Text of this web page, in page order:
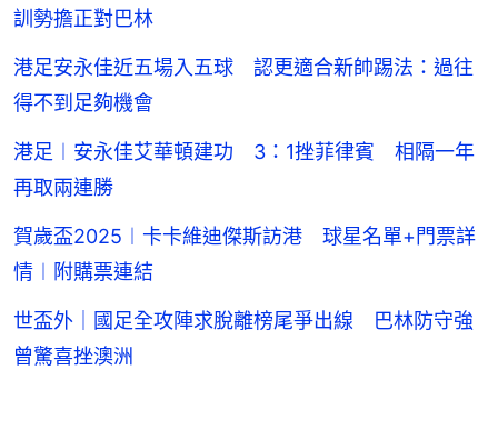
訓勢擔正對巴林
港足安永佳近五場入五球 認更適合新帥踢法：過往
得不到足夠機會
港足︱安永佳艾華頓建功 3：1挫菲律賓 相隔一年
再取兩連勝
賀歲盃2025︱卡卡維迪傑斯訪港 球星名單+門票詳
情︱附購票連結
世盃外｜國足全攻陣求脫離榜尾爭出線 巴林防守強
曾驚喜挫澳洲